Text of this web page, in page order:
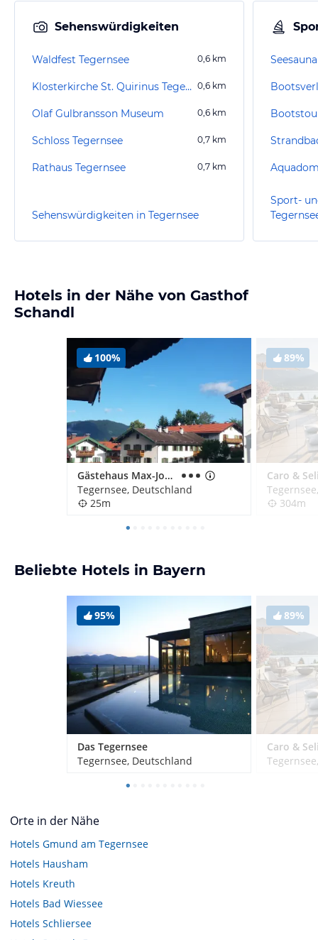
Sehenswürdigkeiten
Waldfest Tegernsee 0,6 km
Klosterkirche St. Quirinus Tegernsee 0,6 km
Olaf Gulbransson Museum 0,6 km
Schloss Tegernsee 0,7 km
Rathaus Tegernsee 0,7 km
Sehenswürdigkeiten in Tegernsee
Sport-
Hotels in der Nähe von Gasthof
Schandl
100%
Gästehaus Max-Josef
Tegernsee, Deutschland
25m
89%
304m
Beliebte Hotels in Bayern
95%
Das Tegernsee
Tegernsee, Deutschland
89%
Orte in der Nähe
Hotels Gmund am Tegernsee
Hotels Hausham
Hotels Kreuth
Hotels Bad Wiessee
Hotels Schliersee